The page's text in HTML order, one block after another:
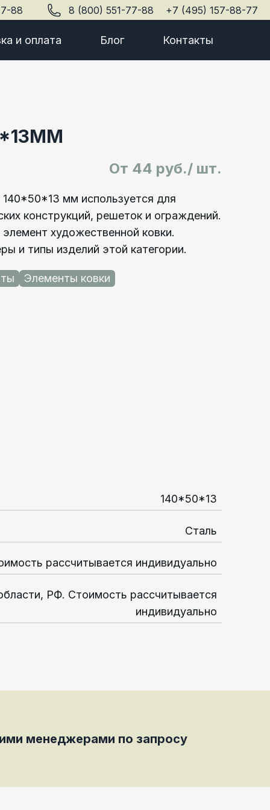
88 8 (800) 551-77-88 +7 (495) 157-88-77
и оплата Блог Контакты
От 44 руб./ шт.
мм используется для
конструкций, решеток и ограждений.
художественной ковки.
и типы изделий этой категории.
Элементы ковки
140*50*13
Сталь
рассчитывается индивидуально
РФ. Стоимость рассчитывается
индивидуально
менеджерами по запросу